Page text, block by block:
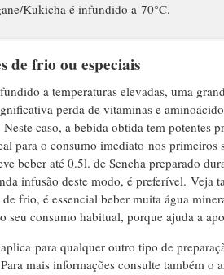
Kukicha é infundido a 70°C.
de frio ou especiais
a temperaturas elevadas, uma
perda de vitaminas e
Neste caso, a bebida obtida tem potentes
para o consumo imediato nos
beber até 0.5l. de Sencha preparado
infusão deste modo, é preferível. Veja
frio, é essencial beber muita água
seu consumo habitual, porque ajuda a
para qualquer outro tipo de
Para mais informações consulte também o